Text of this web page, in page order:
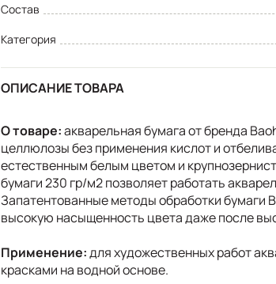
Состав
Категория
ОПИСАНИЕ ТОВАРА
О товаре:акварельная бумага от бренда
целлюлозы без применения кислот и
естественным белым цветом и
бумаги 230 гр/м2 позволяет работать
Запатентованные методы обработки бумаги
высокую насыщенность цвета даже после
Применение:для художественных работ
красками на водной основе.